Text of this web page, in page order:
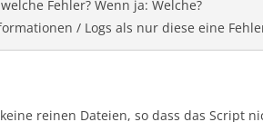
Fehler? Wenn ja: Welche?
/ Logs als nur diese eine
reinen Dateien, so dass das Script